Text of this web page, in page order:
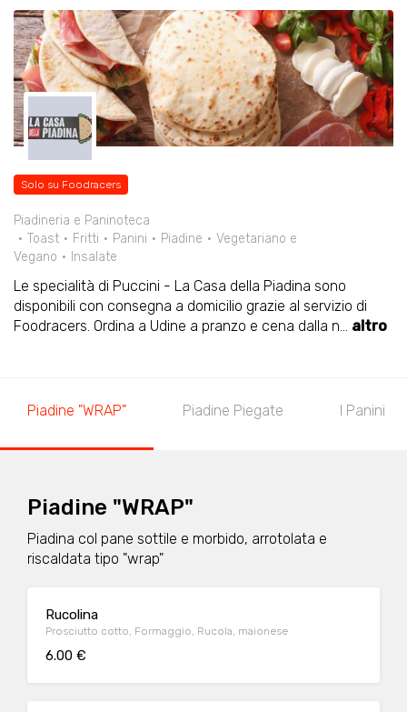
Solo su Foodracers
Piadineria e Paninoteca
Toast
Fritti Panini Piadine
Vegetariano e
Vegano
Insalate
Le specialità di Puccini - La Casa della Piadina sono
disponibili con consegna a domicilio grazie al servizio di
Foodracers. Ordina a Udine a pranzo e cena dalla n... altro
Piadine "WRAP" Piadine Piegate I Panini
Piadine "WRAP"
Piadina col pane sottile e morbido, arrotolata e
riscaldata tipo "wrap"
Rucolina
Prosciutto cotto, Formaggio, Rucola, maionese
6.00 €